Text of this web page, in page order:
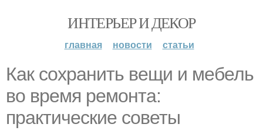
ИНТЕРЬЕР И ДЕКОР
главная новости статьи
Как сохранить вещи и мебель
во время ремонта:
практические советы